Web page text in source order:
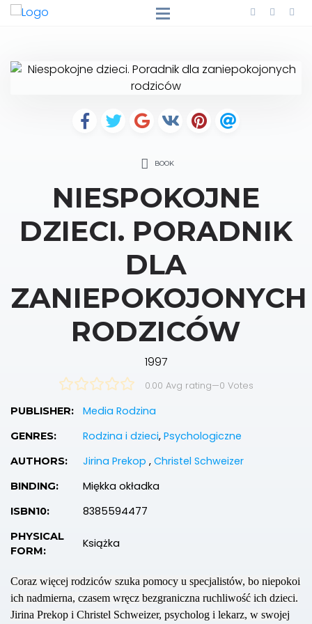
BOOK
NIESPOKOJNE
DZIECI. PORADNIK
DLA
ZANIEPOKOJONYCH
RODZICÓW
1997
0.00 Avg rating—0 Votes
PUBLISHER: Media Rodzina
GENRES: Rodzina i dzieci, Psychologiczne
AUTHORS: Jirina Prekop , Christel Schweizer
BINDING: Miękka okładka
ISBN10: 8385594477
PHYSICAL
FORM:
Książka
Coraz więcej rodziców szuka pomocy u specjalistów, bo niepokoi
ich nadmierna, czasem wręcz bezgraniczna ruchliwość ich dzieci.
Jirina Prekop i Christel Schweizer, psycholog i lekarz, w swojej